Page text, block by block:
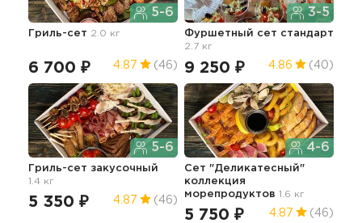
5-6
Гриль-сет 2.0 кг
6 700 ₽ 4.87 (46)
3-5
Фуршетный сет стандарт
2.7 кг
9 250 ₽ 4.86 (40)
5-6
Гриль-сет закусочный
1.4 кг
5 350 ₽ 4.87 (46)
4-6
Сет "Деликатесный"
коллекция
морепродуктов 1.6 кг
5 750 ₽ 4.87 (46)